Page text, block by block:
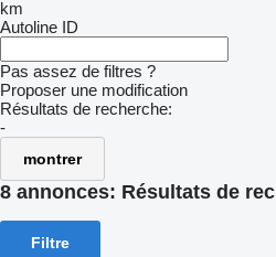
km
Autoline ID
Pas assez de filtres ?
Proposer une modification
Résultats de recherche:
-
montrer
8 annonces: Résultats de
Filtre